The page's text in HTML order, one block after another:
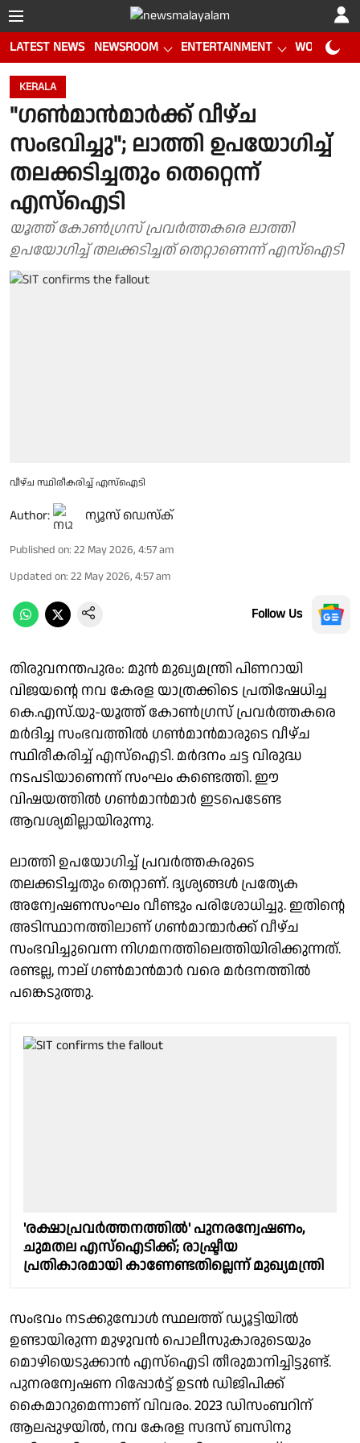
LATEST NEWS NEWSROOM ENTERTAINMENT WORLD CUP
KERALA
"ഗൺമാൻമാർക്ക് വീഴ്ച
സംഭവിച്ചു"; ലാത്തി ഉപയോഗിച്ച്
തലക്കടിച്ചതും തെറ്റെന്ന്
എസ്ഐടി
യൂത്ത് കോൺഗ്രസ് പ്രവർത്തകരെ ലാത്തി
ഉപയോഗിച്ച് തലക്കടിച്ചത് തെറ്റാണെന്ന് എസ്ഐടി
വീഴ്ച സ്ഥിരീകരിച്ച് എസ്ഐടി
Author: ന്യൂസ് ഡെസ്ക്
Published on: 22 May 2026, 4:57 am
Updated on: 22 May 2026, 4:57 am
Follow Us
തിരുവനന്തപുരം: മുന്‍ മുഖ്യമന്ത്രി പിണറായി
വിജയൻ്റെ നവ കേരള യാത്രക്കിടെ പ്രതിഷേധിച്ച
കെ.എസ്.യു-യൂത്ത് കോണ്‍ഗ്രസ് പ്രവര്‍ത്തകരെ
മര്‍ദിച്ച സംഭവത്തിൽ ഗൺമാൻമാരുടെ വീഴ്ച
സ്ഥിരീകരിച്ച് എസ്ഐടി. മർദനം ചട്ട വിരുദ്ധ
നടപടിയാണെന്ന് സംഘം കണ്ടെത്തി. ഈ
വിഷയത്തിൽ ഗൺമാൻമാർ ഇടപെടേണ്ട
ആവശ്യമില്ലായിരുന്നു.
ലാത്തി ഉപയോഗിച്ച് പ്രവർത്തകരുടെ
തലക്കടിച്ചതും തെറ്റാണ്. ദൃശ്യങ്ങൾ പ്രത്യേക
അന്വേഷണസംഘം വീണ്ടും പരിശോധിച്ചു. ഇതിൻ്റെ
അടിസ്ഥാനത്തിലാണ് ഗൺമാന്മാർക്ക് വീഴ്ച
സംഭവിച്ചുവെന്ന നിഗമനത്തിലെത്തിയിരിക്കുന്നത്.
രണ്ടല്ല, നാല് ഗൺമാൻമാർ വരെ മർദനത്തിൽ
പങ്കെടുത്തു.
'രക്ഷാപ്രവര്‍ത്തനത്തില്‍' പുനരന്വേഷണം,
ചുമതല എസ്ഐടിക്ക്; രാഷ്ട്രീയ
പ്രതികാരമായി കാണേണ്ടതില്ലെന്ന് മുഖ്യമന്ത്രി
സംഭവം നടക്കുമ്പോൾ സ്ഥലത്ത് ഡ്യൂട്ടിയിൽ
ഉണ്ടായിരുന്ന മുഴുവൻ പൊലീസുകാരുടെയും
മൊഴിയെടുക്കാൻ എസ്ഐടി തീരുമാനിച്ചിട്ടുണ്ട്.
പുനരന്വേഷണ റിപ്പോർട്ട് ഉടൻ ഡിജിപിക്ക്
കൈമാറുമെന്നാണ് വിവരം. 2023 ഡിസംബറിന്
ആലപ്പുഴയില്‍, നവ കേരള സദസ് ബസിനു